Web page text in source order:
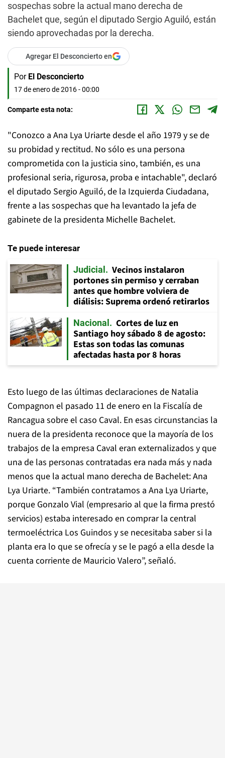
sospechas sobre la actual mano derecha de
Bachelet que, según el diputado Sergio Aguiló, están
siendo aprovechadas por la derecha.
Agregar El Desconcierto en
Por El Desconcierto
17 de enero de 2016 - 00:00
Comparte esta nota:
"Conozco a Ana Lya Uriarte desde el año 1979 y se de
su probidad y rectitud. No sólo es una persona
comprometida con la justicia sino, también, es una
profesional seria, rigurosa, proba e intachable", declaró
el diputado Sergio Aguiló, de la Izquierda Ciudadana,
frente a las sospechas que ha levantado la jefa de
gabinete de la presidenta Michelle Bachelet.
Te puede interesar
Judicial
Vecinos instalaron
portones sin permiso y cerraban
antes que hombre volviera de
diálisis: Suprema ordenó retirarlos
Nacional
Cortes de luz en
Santiago hoy sábado 8 de agosto:
Estas son todas las comunas
afectadas hasta por 8 horas
Esto luego de las últimas declaraciones de Natalia
Compagnon el pasado 11 de enero en la Fiscalía de
Rancagua sobre el caso Caval. En esas circunstancias la
nuera de la presidenta reconoce que la mayoría de los
trabajos de la empresa Caval eran externalizados y que
una de las personas contratadas era nada más y nada
menos que la actual mano derecha de Bachelet: Ana
Lya Uriarte. “También contratamos a Ana Lya Uriarte,
porque Gonzalo Vial (empresario al que la firma prestó
servicios) estaba interesado en comprar la central
termoeléctrica Los Guindos y se necesitaba saber si la
planta era lo que se ofrecía y se le pagó a ella desde la
cuenta corriente de Mauricio Valero”, señaló.